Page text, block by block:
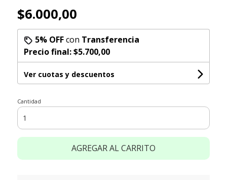
$6.000,00
5% OFFcon Transferencia
Precio final:$5.700,00
Ver cuotas y descuentos
Cantidad
AGREGAR AL CARRITO